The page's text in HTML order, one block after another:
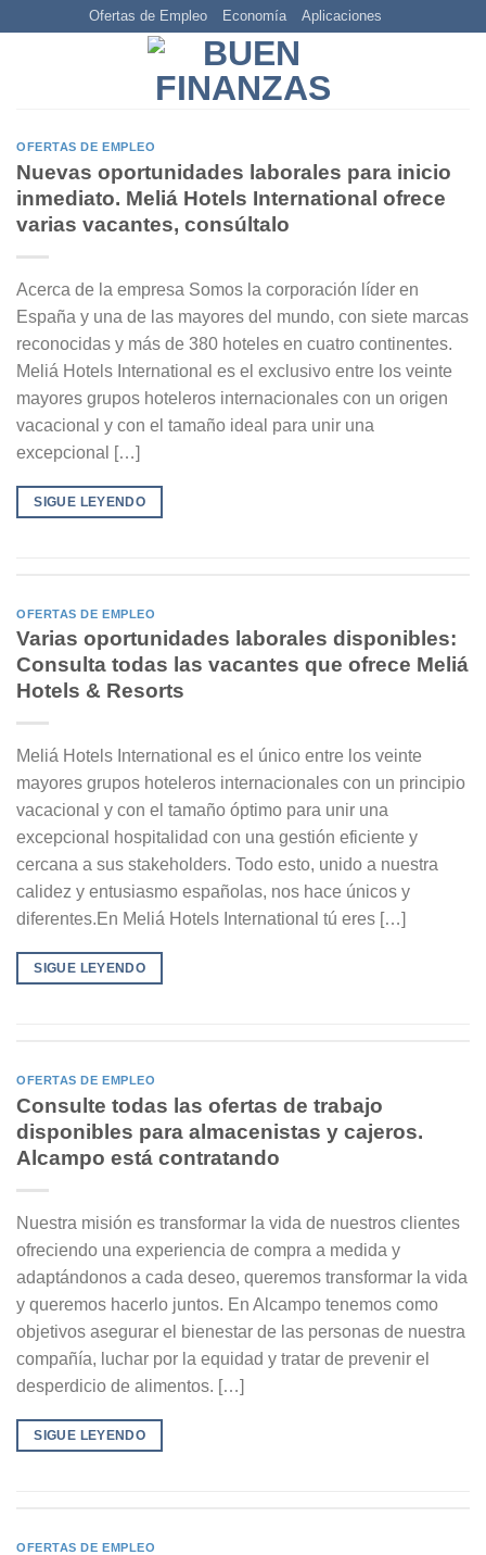
Ofertas de Empleo Economía Aplicaciones
OFERTAS DE EMPLEO
Nuevas oportunidades laborales para inicio
inmediato. Meliá Hotels International ofrece
varias vacantes, consúltalo
Acerca de la empresa Somos la corporación líder en
España y una de las mayores del mundo, con siete marcas
reconocidas y más de 380 hoteles en cuatro continentes.
Meliá Hotels International es el exclusivo entre los veinte
mayores grupos hoteleros internacionales con un origen
vacacional y con el tamaño ideal para unir una
excepcional […]
SIGUE LEYENDO
OFERTAS DE EMPLEO
Varias oportunidades laborales disponibles:
Consulta todas las vacantes que ofrece Meliá
Hotels & Resorts
Meliá Hotels International es el único entre los veinte
mayores grupos hoteleros internacionales con un principio
vacacional y con el tamaño óptimo para unir una
excepcional hospitalidad con una gestión eficiente y
cercana a sus stakeholders. Todo esto, unido a nuestra
calidez y entusiasmo españolas, nos hace únicos y
diferentes.En Meliá Hotels International tú eres […]
SIGUE LEYENDO
OFERTAS DE EMPLEO
Consulte todas las ofertas de trabajo
disponibles para almacenistas y cajeros.
Alcampo está contratando
Nuestra misión es transformar la vida de nuestros clientes
ofreciendo una experiencia de compra a medida y
adaptándonos a cada deseo, queremos transformar la vida
y queremos hacerlo juntos. En Alcampo tenemos como
objetivos asegurar el bienestar de las personas de nuestra
compañía, luchar por la equidad y tratar de prevenir el
desperdicio de alimentos. […]
SIGUE LEYENDO
OFERTAS DE EMPLEO